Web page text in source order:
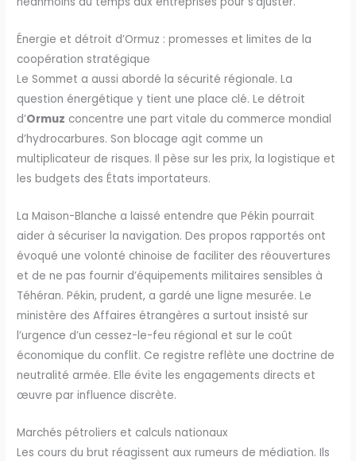
Énergie et détroit d’Ormuz : promesses et limites de la
coopération stratégique
Le Sommet a aussi abordé la sécurité régionale. La
question énergétique y tient une place clé. Le détroit
d’Ormuz concentre une part vitale du commerce mondial
d’hydrocarbures. Son blocage agit comme un
multiplicateur de risques. Il pèse sur les prix, la logistique et
les budgets des États importateurs.
La Maison-Blanche a laissé entendre que Pékin pourrait
aider à sécuriser la navigation. Des propos rapportés ont
évoqué une volonté chinoise de faciliter des réouvertures
et de ne pas fournir d’équipements militaires sensibles à
Téhéran. Pékin, prudent, a gardé une ligne mesurée. Le
ministère des Affaires étrangères a surtout insisté sur
l’urgence d’un cessez-le-feu régional et sur le coût
économique du conflit. Ce registre reflète une doctrine de
neutralité armée. Elle évite les engagements directs et
œuvre par influence discrète.
Marchés pétroliers et calculs nationaux
Les cours du brut réagissent aux rumeurs de médiation. Ils